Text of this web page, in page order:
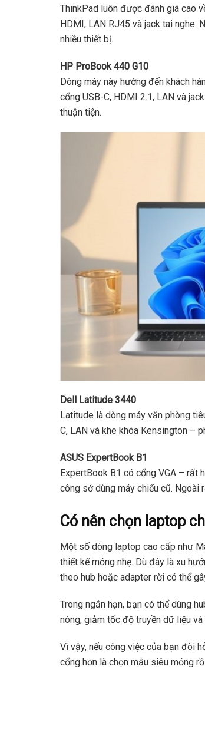
ThinkPad luôn được đánh giá cao
HDMI, LAN RJ45 và jack tai nghe.
nhiều thiết bị.
HP ProBook 440 G10
Dòng máy này hướng đến khách
cổng USB-C, HDMI 2.1, LAN và
thuận tiện.
Dell Latitude 3440
Latitude là dòng máy văn phòng
C, LAN và khe khóa Kensington –
ASUS ExpertBook B1
ExpertBook B1 có cổng VGA – rất
công sở dùng máy chiếu cũ. Ngoài
Có nên chọn laptop
Một số dòng laptop cao cấp như
thiết kế mỏng nhẹ. Dù đây là xu
theo hub hoặc adapter rời có thể
Trong ngắn hạn, bạn có thể dùng
nóng, giảm tốc độ truyền dữ liệu
Vì vậy, nếu công việc của bạn đòi
cổng hơn là chọn mẫu siêu mỏng